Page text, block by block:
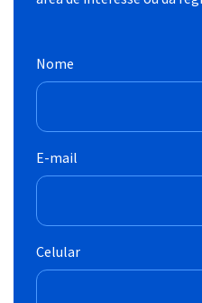
Nome
E-mail
Celular